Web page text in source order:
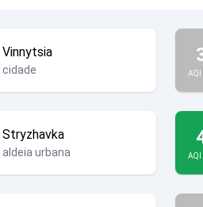
Vinnytsia
cidade AQI
Stryzhavka
aldeia urbana AQI